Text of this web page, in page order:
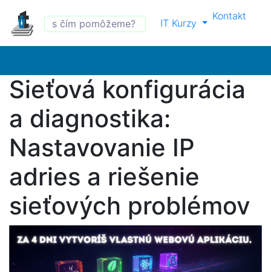
IT Kurzy
Kontakt
Sieťová konfigurácia
a diagnostika:
Nastavovanie IP
adries a riešenie
sieťových problémov